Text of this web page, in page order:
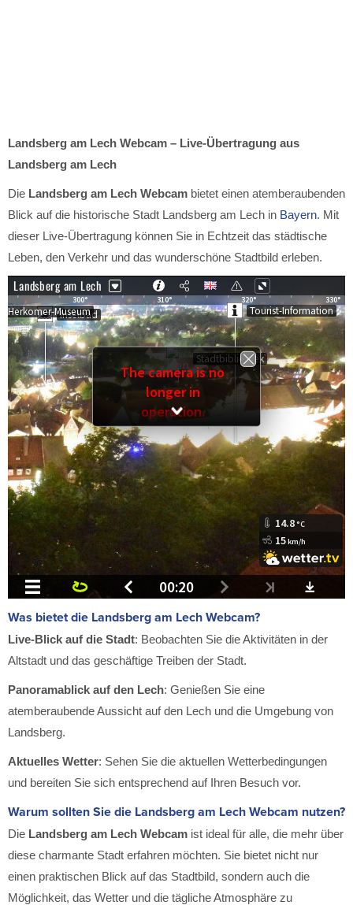
Landsberg am Lech Webcam – Live-Übertragung aus
Landsberg am Lech
Die Landsberg am Lech Webcam bietet einen atemberaubenden
Blick auf die historische Stadt Landsberg am Lech in Bayern. Mit
dieser Live-Übertragung können Sie in Echtzeit das städtische
Leben, den Verkehr und das wunderschöne Stadtbild erleben.
Was bietet die Landsberg am Lech Webcam?
Live-Blick auf die Stadt: Beobachten Sie die Aktivitäten in der
Altstadt und das geschäftige Treiben der Stadt.
Panoramablick auf den Lech: Genießen Sie eine
atemberaubende Aussicht auf den Lech und die Umgebung von
Landsberg.
Aktuelles Wetter: Sehen Sie die aktuellen Wetterbedingungen
und bereiten Sie sich entsprechend auf Ihren Besuch vor.
Warum sollten Sie die Landsberg am Lech Webcam nutzen?
Die Landsberg am Lech Webcam ist ideal für alle, die mehr über
diese charmante Stadt erfahren möchten. Sie bietet nicht nur
einen praktischen Blick auf das Stadtbild, sondern auch die
Möglichkeit, das Wetter und die tägliche Atmosphäre zu